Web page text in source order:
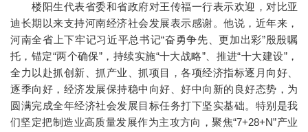
楼阳生代表省委和省政府对王传福一行表示欢迎，对比亚
迪长期以来支持河南经济社会发展表示感谢。他说，近年来，
河南全省上下牢记习近平总书记“奋勇争先、更加出彩”殷殷嘱
托，锚定“两个确保”，持续实施“十大战略”、推进“十大建设”，
全力以赴抓创新、抓产业、抓项目，各项经济指标逐月向好、
逐季向好，经济发展保持稳中向好、好中向新的良好态势，为
圆满完成全年经济社会发展目标任务打下坚实基础。特别是我
们坚定把制造业高质量发展作为主攻方向，聚焦“7+28+N”产业